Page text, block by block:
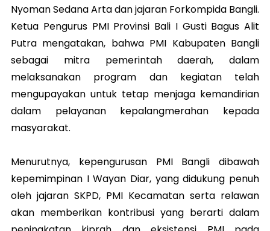
Nyoman Sedana Arta dan jajaran Forkompida Bangli.
Ketua Pengurus PMI Provinsi Bali I Gusti Bagus Alit
Putra mengatakan, bahwa PMI Kabupaten Bangli
sebagai mitra pemerintah daerah, dalam
melaksanakan program dan kegiatan telah
mengupayakan untuk tetap menjaga kemandirian
dalam pelayanan kepalangmerahan kepada
masyarakat.
Menurutnya, kepengurusan PMI Bangli dibawah
kepemimpinan I Wayan Diar, yang didukung penuh
oleh jajaran SKPD, PMI Kecamatan serta relawan
akan memberikan kontribusi yang berarti dalam